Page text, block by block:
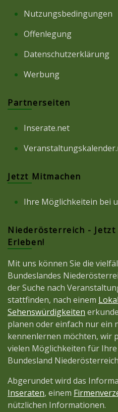
Nutzungsbedingungen
Offenlegung
Datenschutzerklärung
Werbung
Partnerseiten
Inserate.net
Jetzt Mitmachen
Ihre Möglichkeitein bei
Niederösterreich - Jetzt
Erleben!
Mit uns können Sie die
Bundeslandes
der Suche nach
stattfinden, nach einem Lokal
Sehenswürdigkeiten
planen oder einfach nur ein
kennenlernen möchten, wir
vielen Möglichkeiten für
Bundesland Niederösterreich
Abgerundet wird das
Inseraten, einem
nützlichen Informationen.